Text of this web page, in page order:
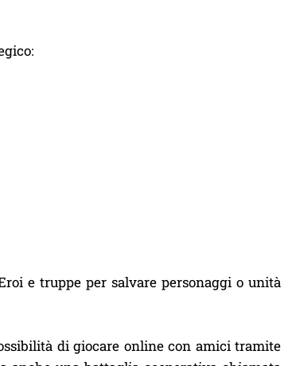
e truppe per salvare personaggi o unità
di giocare online con amici tramite